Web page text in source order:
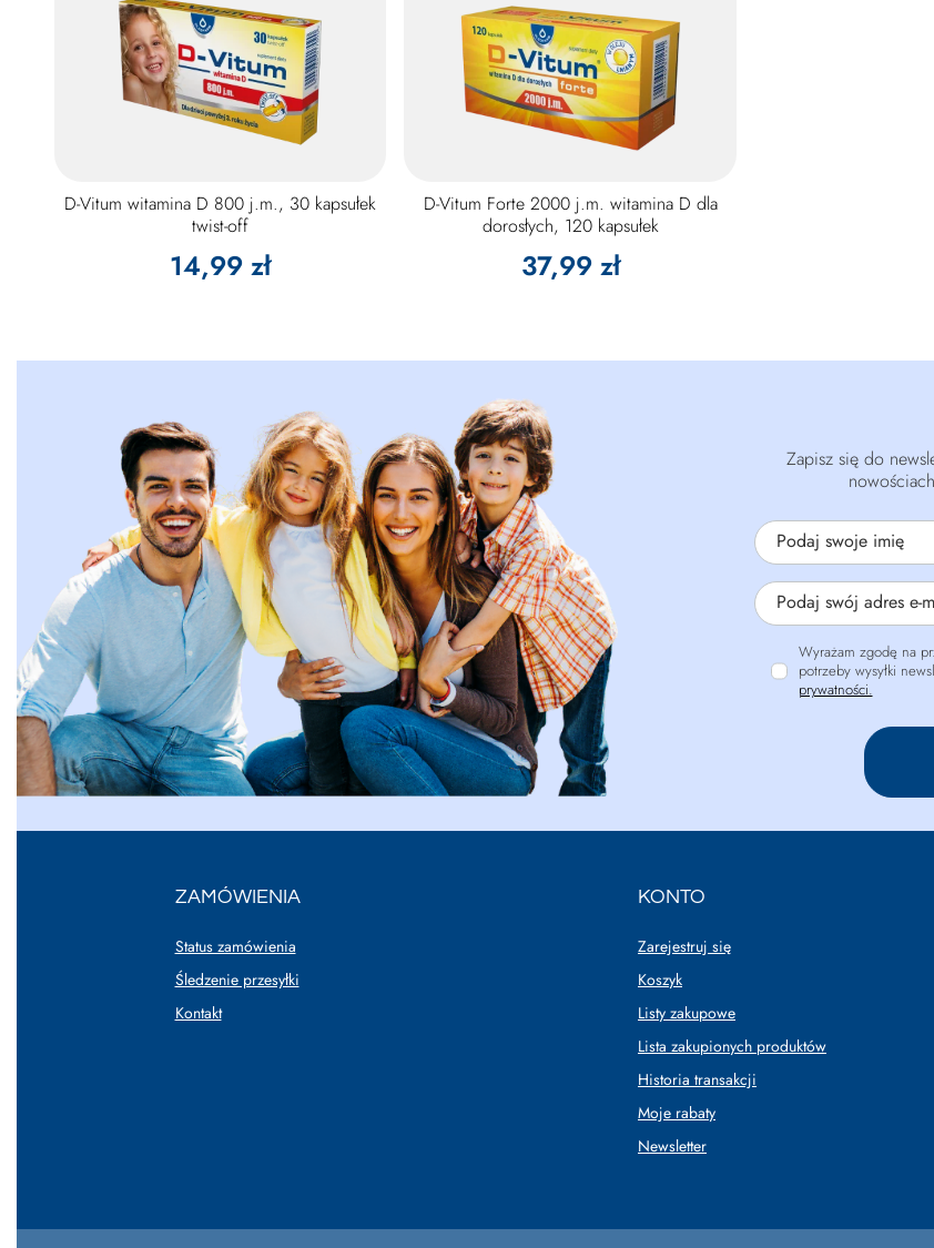
D-Vitum witamina D 800 j.m., 30 kapsułek
twist-off
14,99 zł
D-Vitum Forte 2000 j.m. witamina D dla
dorosłych, 120 kapsułek
37,99 zł
Zapisz się do
Podaj swoje imię
Podaj swój adres e-
Wyrażam zgodę na
potrzeby wysyłki
prywatności.
ZAMÓWIENIA
Status zamówienia
Śledzenie przesyłki
Kontakt
KONTO
Zarejestruj się
Koszyk
Listy zakupowe
Lista zakupionych produktów
Historia transakcji
Moje rabaty
Newsletter